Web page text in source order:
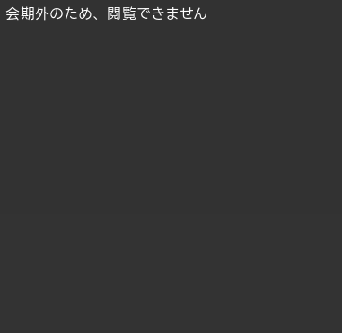
会期外のため、閲覧できません